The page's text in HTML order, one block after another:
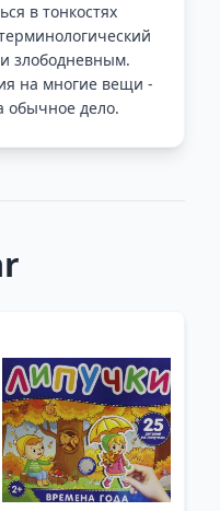
в тонкостях
злободневным.
на многие вещи -
обычное дело.